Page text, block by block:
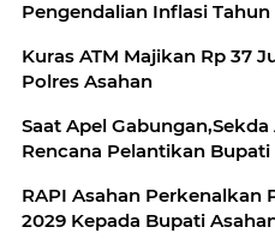
Pengendalian Inflasi Tahun
Kuras ATM Majikan Rp 37
Polres Asahan
Saat Apel
Rencana Pelantikan
RAPI Asahan Perkenalkan
2029 Kepada Bupati